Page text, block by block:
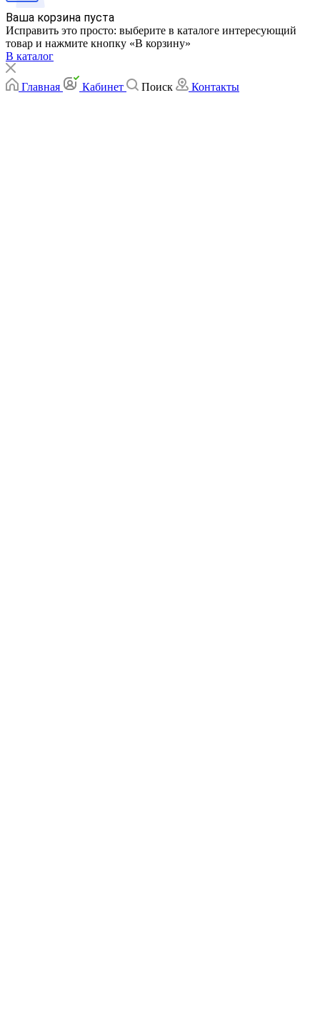
Ваша корзина пуста
Исправить это просто: выберите в каталоге интересующий
товар и нажмите кнопку «В корзину»
В каталог
Главная Кабинет Поиск Контакты